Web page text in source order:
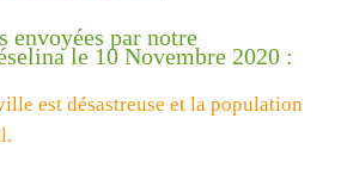
envoyées par notre
le 10 Novembre 2020 :
est désastreuse et la population